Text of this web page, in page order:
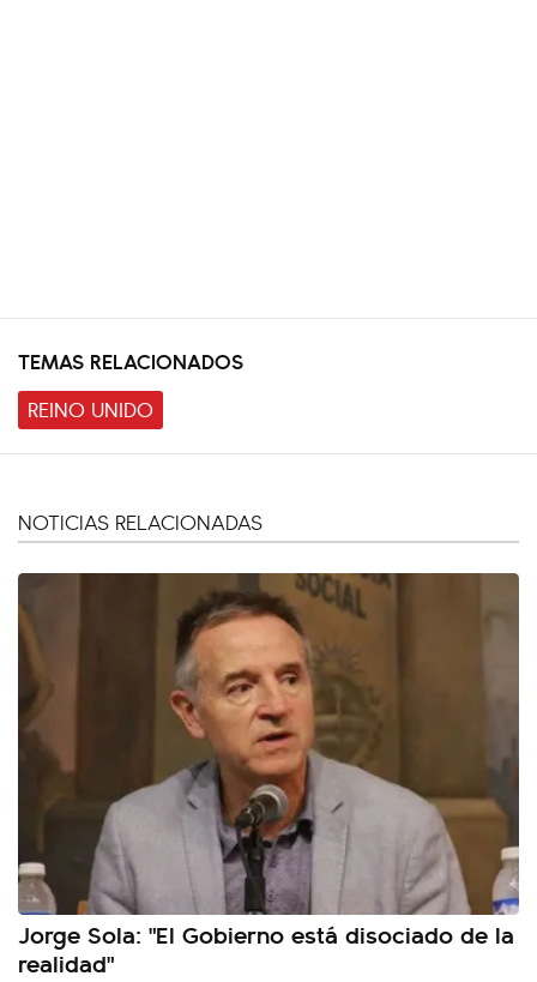
TEMAS RELACIONADOS
REINO UNIDO
NOTICIAS RELACIONADAS
Jorge Sola: "El Gobierno está disociado de la
realidad"